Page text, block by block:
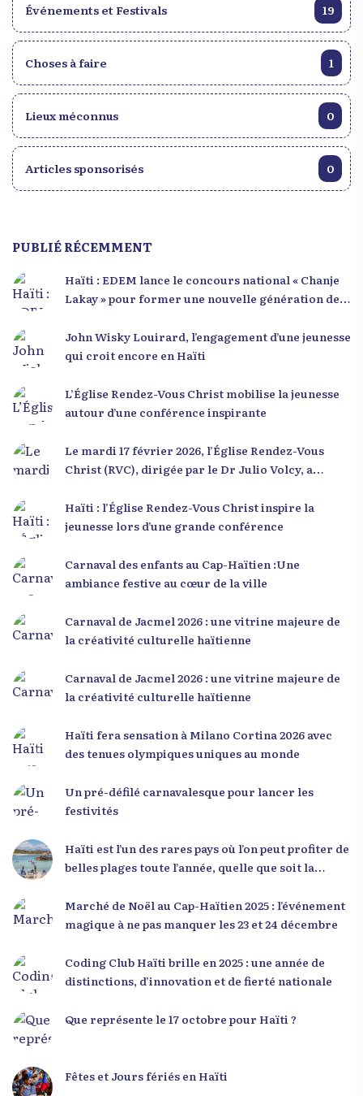
Événements et Festivals 19
Choses à faire 1
Lieux méconnus 0
Articles sponsorisés 0
PUBLIÉ RÉCEMMENT
Haïti : EDEM lance le concours national « Chanje
Lakay » pour former une nouvelle génération de
John Wisky Louirard, l’engagement d’une jeunesse
qui croit encore en Haïti
L’Église Rendez-Vous Christ mobilise la jeunesse
autour d’une conférence inspirante
Le mardi 17 février 2026, l’Église Rendez-Vous
Christ (RVC), dirigée par le Dr Julio Volcy, a
dans ses locaux à Delmas 75 pour une conférence
placée sous le thème « Menm Ou Menm Tou ».
occasion unique de se rencontrer, d’échanger et
d’écouter des interventions motivantes centrées
citoyen. Des messages forts pour la jeunesse Lors
de sa première intervention, intitulée « Jenès la
croire en leur potentiel et à rejeter toute forme
de fatalisme. Il a particulièrement insisté sur
pouvons pas résoudre un problème avec la
mentalité qui l’a créé. » Il a encouragé la jeunesse
sur la discipline, l’excellence et la responsabilité.
Le révérend a également rappelé que la jeunesse
du pays, et qu’un engagement structuré de
seulement 4 % d’entre eux pourrait modifier
seconde intervention, « Jenès la ak responsablite l
», a souligné le lien indissociable entre potentiel et
responsabilité. Le Dr Volcy a invité les jeunes à
devenir des acteurs de transformation dans leurs
communautés, à investir dans leur formation et à
développer un leadership intègre. Appel à un
Haïti : l’Église Rendez-Vous Christ inspire la
jeunesse lors d’une grande conférence
Carnaval des enfants au Cap-Haïtien :Une
ambiance festive au cœur de la ville
Carnaval de Jacmel 2026 : une vitrine majeure de
la créativité culturelle haïtienne
Carnaval de Jacmel 2026 : une vitrine majeure de
la créativité culturelle haïtienne
Haïti fera sensation à Milano Cortina 2026 avec
des tenues olympiques uniques au monde
Un pré-défilé carnavalesque pour lancer les
festivités
Haïti est l’un des rares pays où l’on peut profiter de
belles plages toute l’année, quelle que soit la
Marché de Noël au Cap-Haïtien 2025 : l’événement
magique à ne pas manquer les 23 et 24 décembre
Coding Club Haïti brille en 2025 : une année de
distinctions, d’innovation et de fierté nationale
Que représente le 17 octobre pour Haïti ?
Fêtes et Jours fériés en Haïti